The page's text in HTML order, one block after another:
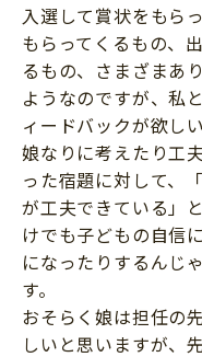
入選して賞状をもら
もらってくるもの、
るもの、さまざまあ
ようなのですが、私
ィードバックが欲し
娘なりに考えたり工
った宿題に対して、
が工夫できている」
けでも子どもの自信
になったりするんじ
す。
おそらく娘は担任の
しいと思いますが、